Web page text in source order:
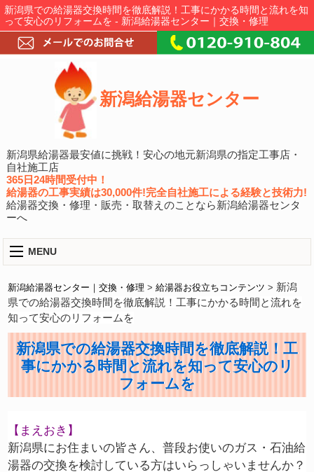
新潟県での給湯器交換時間を徹底解説！工事にかかる時間と流れを知
って安心のリフォームを - 新潟給湯器センター｜交換・修理
新潟給湯器センター
新潟県給湯器最安値に挑戦！安心の地元新潟県の指定工事店・
自社施工店
365日24時間受付中！
給湯器の工事実績は30,000件!完全自社施工による経験と技術力!
給湯器交換・修理・販売・取替えのことなら新潟給湯器センタ
ーへ
MENU
新潟給湯器センター｜交換・修理 >給湯器お役立ちコンテンツ > 新潟
県での給湯器交換時間を徹底解説！工事にかかる時間と流れを
知って安心のリフォームを
新潟県での給湯器交換時間を徹底解説！工
事にかかる時間と流れを知って安心のリ
フォームを
【まえおき】
新潟県にお住まいの皆さん、普段お使いのガス・石油給
湯器の交換を検討している方はいらっしゃいませんか？